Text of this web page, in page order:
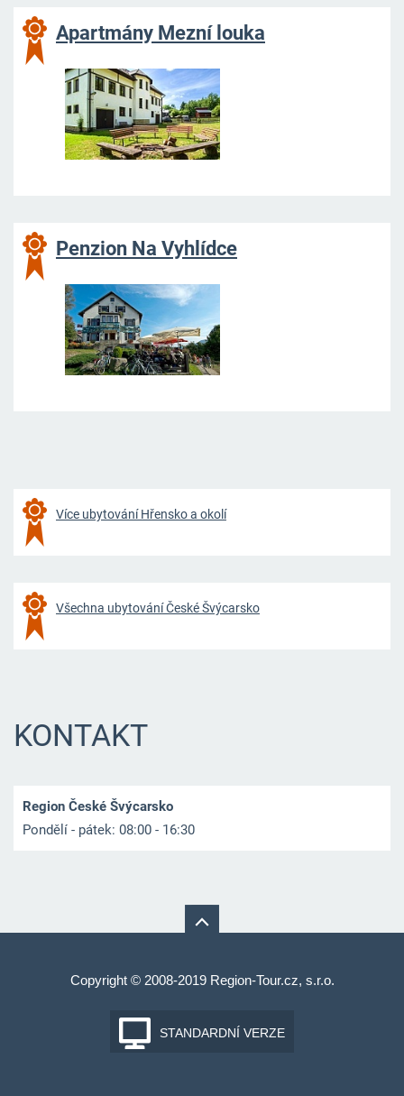
Apartmány Mezní louka
Penzion Na Vyhlídce
Více ubytování Hřensko a okolí
Všechna ubytování České Švýcarsko
KONTAKT
Region České Švýcarsko
Pondělí - pátek: 08:00 - 16:30
Copyright © 2008-2019 Region-Tour.cz, s.r.o.
STANDARDNÍ VERZE